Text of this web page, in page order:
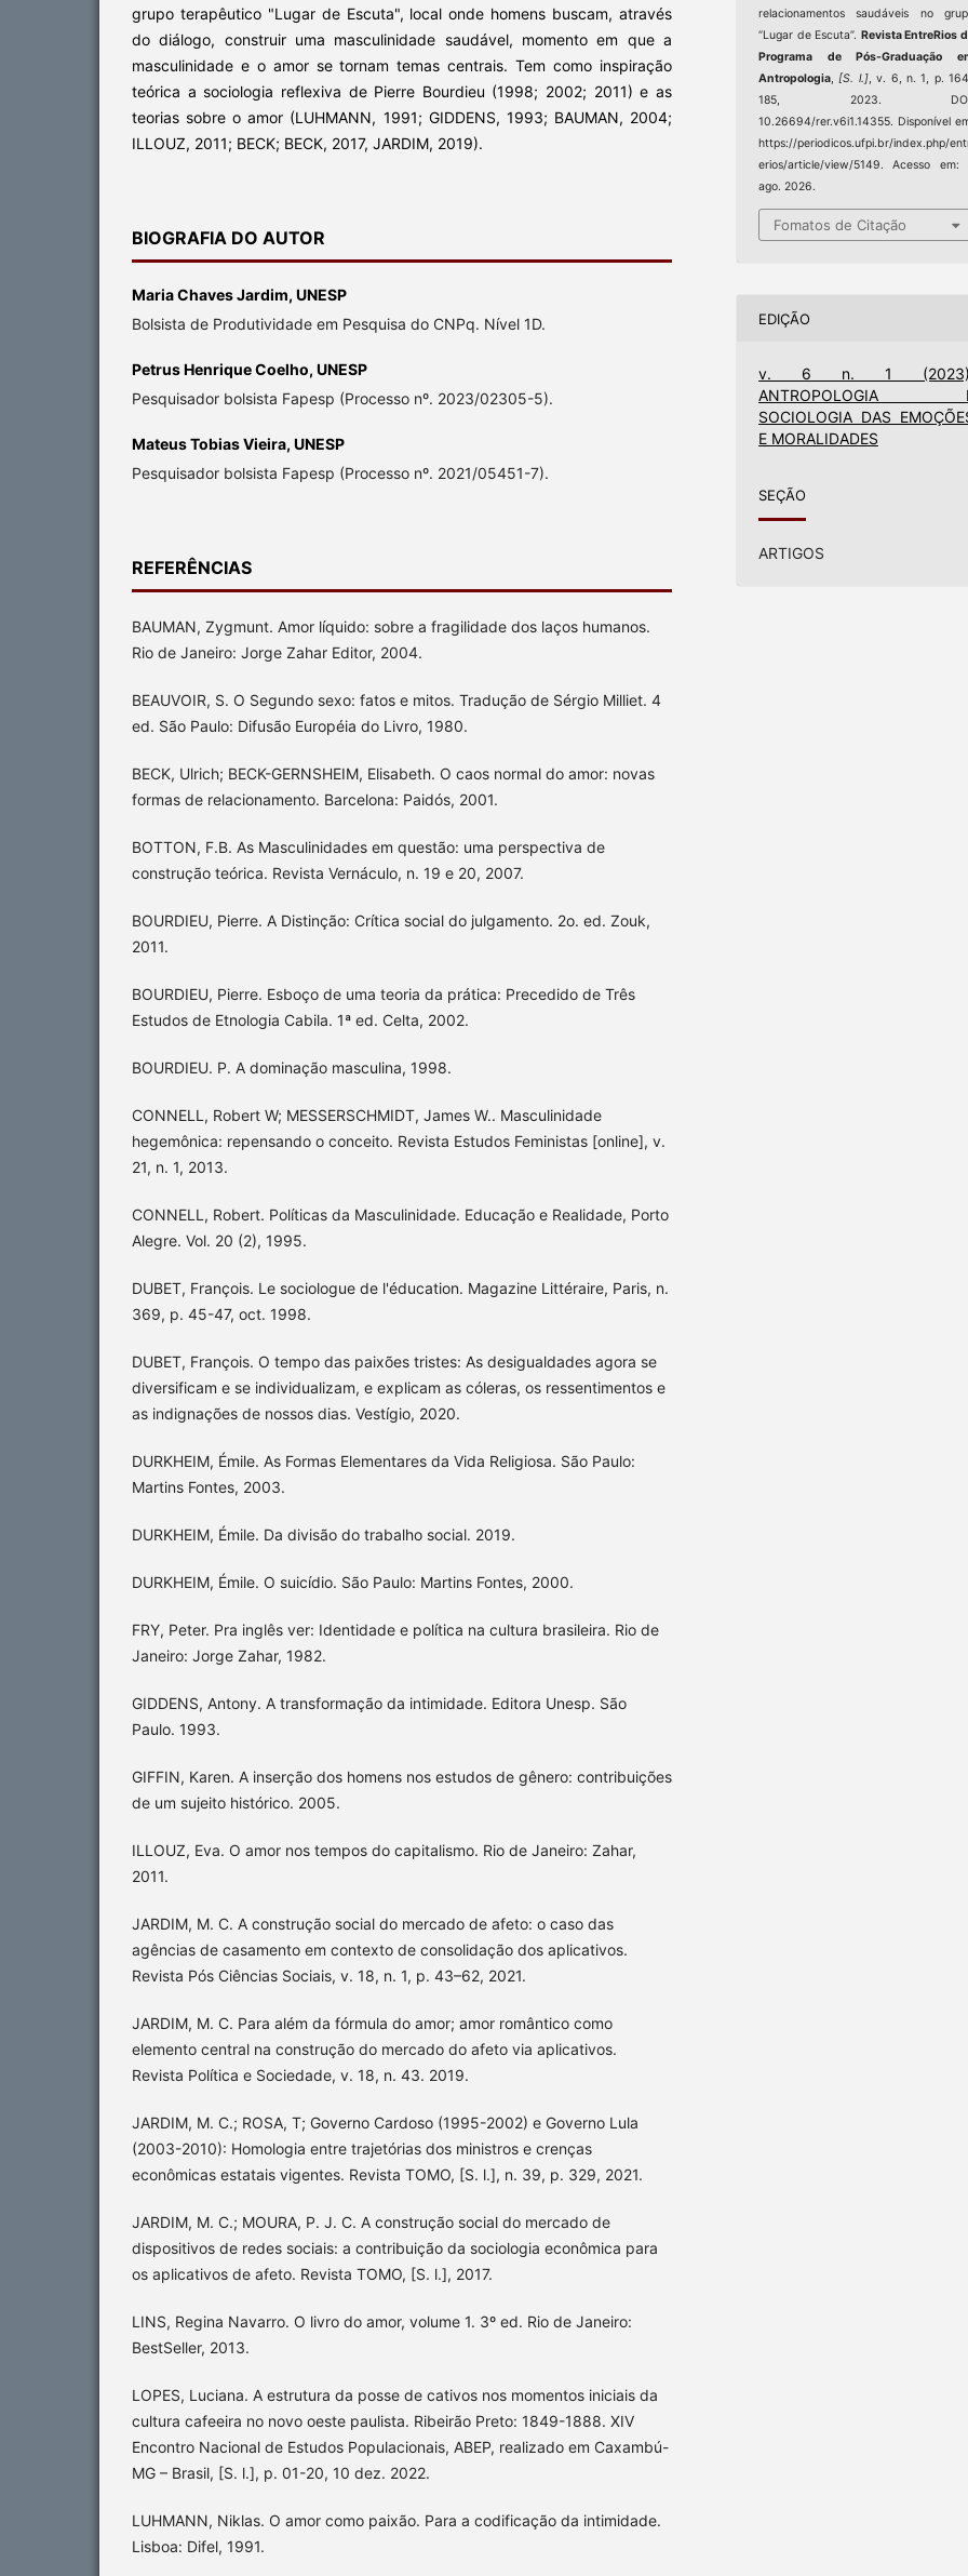
grupo terapêutico "Lugar de Escuta", local onde homens buscam, através
do diálogo, construir uma masculinidade saudável, momento em que a
masculinidade e o amor se tornam temas centrais. Tem como inspiração
teórica a sociologia reflexiva de Pierre Bourdieu (1998; 2002; 2011) e as
teorias sobre o amor (LUHMANN, 1991; GIDDENS, 1993; BAUMAN, 2004;
ILLOUZ, 2011; BECK; BECK, 2017, JARDIM, 2019).
BIOGRAFIA DO AUTOR
Maria Chaves Jardim, UNESP
Bolsista de Produtividade em Pesquisa do CNPq. Nível 1D.
Petrus Henrique Coelho, UNESP
Pesquisador bolsista Fapesp (Processo nº. 2023/02305-5).
Mateus Tobias Vieira, UNESP
Pesquisador bolsista Fapesp (Processo nº. 2021/05451-7).
REFERÊNCIAS
BAUMAN, Zygmunt. Amor líquido: sobre a fragilidade dos laços humanos.
Rio de Janeiro: Jorge Zahar Editor, 2004.
BEAUVOIR, S. O Segundo sexo: fatos e mitos. Tradução de Sérgio Milliet. 4
ed. São Paulo: Difusão Européia do Livro, 1980.
BECK, Ulrich; BECK-GERNSHEIM, Elisabeth. O caos normal do amor: novas
formas de relacionamento. Barcelona: Paidós, 2001.
BOTTON, F.B. As Masculinidades em questão: uma perspectiva de
construção teórica. Revista Vernáculo, n. 19 e 20, 2007.
BOURDIEU, Pierre. A Distinção: Crítica social do julgamento. 2o. ed. Zouk,
2011.
BOURDIEU, Pierre. Esboço de uma teoria da prática: Precedido de Três
Estudos de Etnologia Cabila. 1ª ed. Celta, 2002.
BOURDIEU. P. A dominação masculina, 1998.
CONNELL, Robert W; MESSERSCHMIDT, James W.. Masculinidade
hegemônica: repensando o conceito. Revista Estudos Feministas [online], v.
21, n. 1, 2013.
CONNELL, Robert. Políticas da Masculinidade. Educação e Realidade, Porto
Alegre. Vol. 20 (2), 1995.
DUBET, François. Le sociologue de l'éducation. Magazine Littéraire, Paris, n.
369, p. 45-47, oct. 1998.
DUBET, François. O tempo das paixões tristes: As desigualdades agora se
diversificam e se individualizam, e explicam as cóleras, os ressentimentos e
as indignações de nossos dias. Vestígio, 2020.
DURKHEIM, Émile. As Formas Elementares da Vida Religiosa. São Paulo:
Martins Fontes, 2003.
DURKHEIM, Émile. Da divisão do trabalho social. 2019.
DURKHEIM, Émile. O suicídio. São Paulo: Martins Fontes, 2000.
FRY, Peter. Pra inglês ver: Identidade e política na cultura brasileira. Rio de
Janeiro: Jorge Zahar, 1982.
GIDDENS, Antony. A transformação da intimidade. Editora Unesp. São
Paulo. 1993.
GIFFIN, Karen. A inserção dos homens nos estudos de gênero: contribuições
de um sujeito histórico. 2005.
ILLOUZ, Eva. O amor nos tempos do capitalismo. Rio de Janeiro: Zahar,
2011.
JARDIM, M. C. A construção social do mercado de afeto: o caso das
agências de casamento em contexto de consolidação dos aplicativos.
Revista Pós Ciências Sociais, v. 18, n. 1, p. 43–62, 2021.
JARDIM, M. C. Para além da fórmula do amor; amor romântico como
elemento central na construção do mercado do afeto via aplicativos.
Revista Política e Sociedade, v. 18, n. 43. 2019.
JARDIM, M. C.; ROSA, T; Governo Cardoso (1995-2002) e Governo Lula
(2003-2010): Homologia entre trajetórias dos ministros e crenças
econômicas estatais vigentes. Revista TOMO, [S. l.], n. 39, p. 329, 2021.
JARDIM, M. C.; MOURA, P. J. C. A construção social do mercado de
dispositivos de redes sociais: a contribuição da sociologia econômica para
os aplicativos de afeto. Revista TOMO, [S. l.], 2017.
LINS, Regina Navarro. O livro do amor, volume 1. 3º ed. Rio de Janeiro:
BestSeller, 2013.
LOPES, Luciana. A estrutura da posse de cativos nos momentos iniciais da
cultura cafeeira no novo oeste paulista. Ribeirão Preto: 1849-1888. XIV
Encontro Nacional de Estudos Populacionais, ABEP, realizado em Caxambú-
MG – Brasil, [S. l.], p. 01-20, 10 dez. 2022.
LUHMANN, Niklas. O amor como paixão. Para a codificação da intimidade.
Lisboa: Difel, 1991.
relacionamentos saudáveis no
“Lugar de Escuta”. Revista EntreRios
Programa de Pós-Graduação
Antropologia
[S. l.], v. 6, n. 1, p.
185, 2023.
10.26694/rer.v6i1.14355. Disponível
https://periodicos.ufpi.br/index.php/
erios/article/view/5149. Acesso em:
ago. 2026.
Fomatos de Citação
EDIÇÃO
v. 6 n. 1
ANTROPOLOGIA
SOCIOLOGIA DAS
E MORALIDADES
SEÇÃO
ARTIGOS